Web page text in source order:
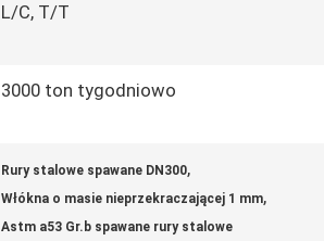
L/C, T/T
3000 ton tygodniowo
Rury stalowe spawane DN300,
Włókna o masie nieprzekraczającej 1 mm,
Astm a53 Gr.b spawane rury stalowe